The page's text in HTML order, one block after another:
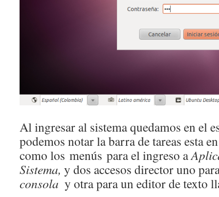
Al ingresar al sistema quedamos en el
podemos notar la barra de tareas esta
como los menús para el ingreso a
Sistema, y dos accesos director uno
consola y otra para un editor de texto